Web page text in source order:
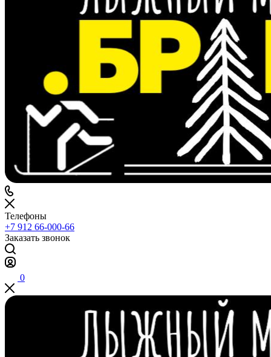
Телефоны
+7 912 66-000-66
Заказать звонок
0